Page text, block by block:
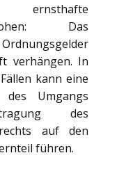
ernsthafte
Das
verhängen. In
kann eine
des Umgangs
des
auf den
führen.